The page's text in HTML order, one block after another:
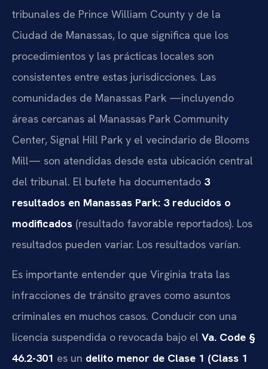
tribunales de Prince William County y de la
Ciudad de Manassas, lo que significa que los
procedimientos y las prácticas locales son
consistentes entre estas jurisdicciones. Las
comunidades de Manassas Park —incluyendo
áreas cercanas al Manassas Park Community
Center, Signal Hill Park y el vecindario de Blooms
Mill— son atendidas desde esta ubicación central
del tribunal. El bufete ha documentado 3
resultados en Manassas Park: 3 reducidos o
modificados (resultado favorable reportados). Los
resultados pueden variar. Los resultados varían.
Es importante entender que Virginia trata las
infracciones de tránsito graves como asuntos
criminales en muchos casos. Conducir con una
licencia suspendida o revocada bajo el Va. Code §
46.2-301 es un delito menor de Clase 1 (Class 1